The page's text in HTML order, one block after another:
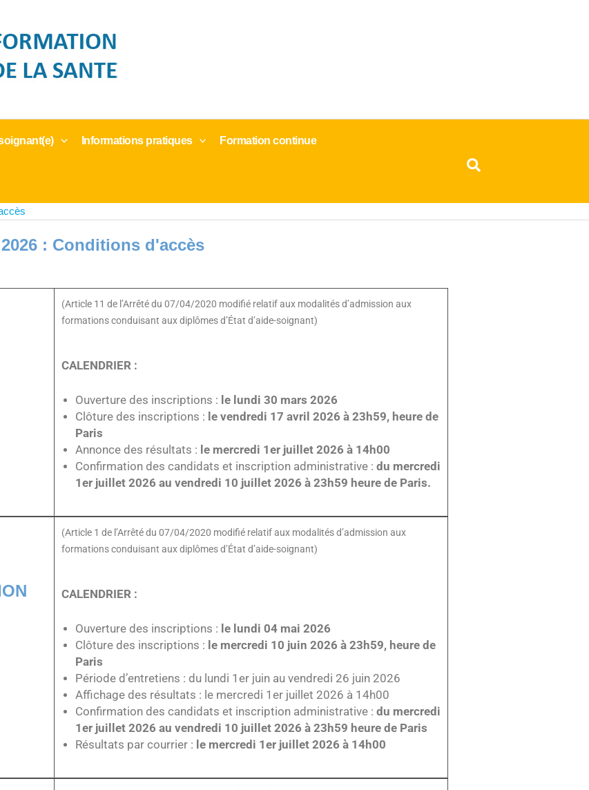
Informations pratiques Formation continue
: Conditions d'accès
(Article 11 de l’Arrêté du 07/04/2020 modifié relatif aux modalités d’admission aux
formations conduisant aux diplômes d’État d’aide-soignant)
CALENDRIER :
Ouverture des inscriptions : le lundi 30 mars 2026
Clôture des inscriptions : le vendredi 17 avril 2026 à 23h59, heure de
Paris
Annonce des résultats : le mercredi 1er juillet 2026 à 14h00
Confirmation des candidats et inscription administrative : du mercredi
1er juillet 2026 au vendredi 10 juillet 2026 à 23h59 heure de Paris.
(Article 1 de l’Arrêté du 07/04/2020 modifié relatif aux modalités d’admission aux
formations conduisant aux diplômes d’État d’aide-soignant)
CALENDRIER :
Ouverture des inscriptions : le lundi 04 mai 2026
Clôture des inscriptions : le mercredi 10 juin 2026 à 23h59, heure de
Paris
Période d’entretiens : du lundi 1er juin au vendredi 26 juin 2026
Affichage des résultats : le mercredi 1er juillet 2026 à 14h00
Confirmation des candidats et inscription administrative : du mercredi
1er juillet 2026 au vendredi 10 juillet 2026 à 23h59 heure de Paris
Résultats par courrier : le mercredi 1er juillet 2026 à 14h00